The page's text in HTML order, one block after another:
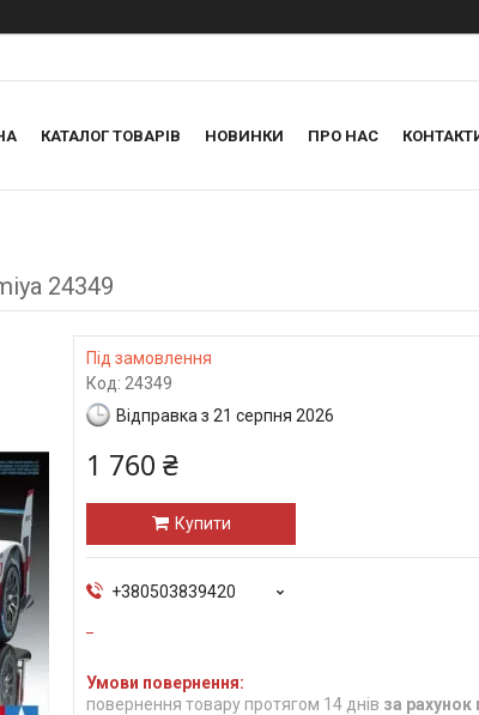
КАТАЛОГ ТОВАРІВ НОВИНКИ ПРО НАС
24349
Під замовлення
Код: 24349
Відправка з 21 серпня 2026
1 760 ₴
Купити
+380503839420
повернення товару протягом 14 днів за рахунок